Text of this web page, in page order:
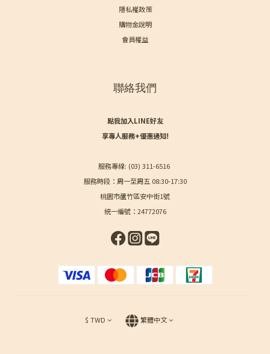
隱私權政策
購物金說明
會員權益
聯絡我們
點我加入LINE好友
享專人服務+優惠通知!
服務專線: (03) 311-6516
服務時段：周一至周五 08:30-17:30
桃園市蘆竹區安中街1號
統一編號：24772076
$ TWD 繁體中文